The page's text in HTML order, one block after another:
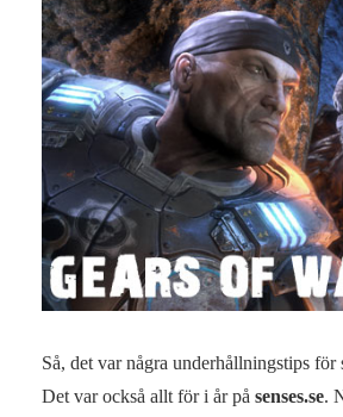
Så, det var några underhållningstips för
Det var också allt för i år på senses.se.